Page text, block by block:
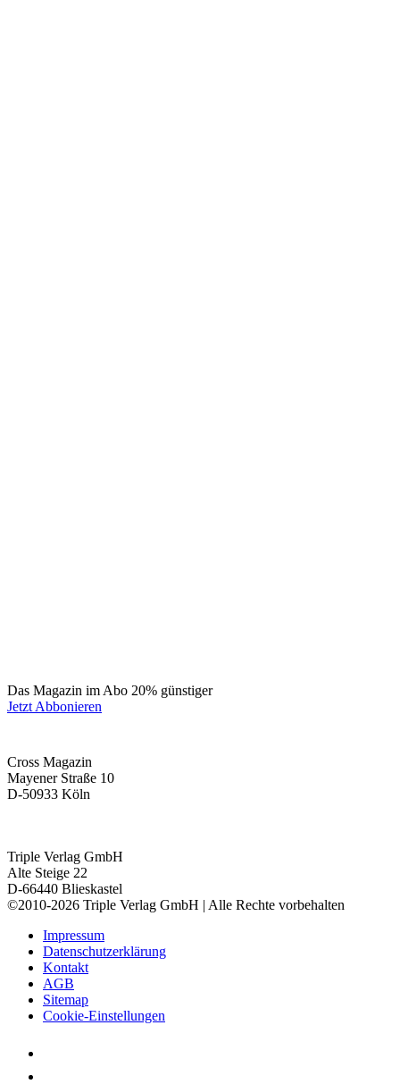
Das Magazin im Abo 20% günstiger
Jetzt Abbonieren
Cross Magazin
Mayener Straße 10
D-50933 Köln
Triple Verlag GmbH
Alte Steige 22
D-66440 Blieskastel
©2010-2026 Triple Verlag GmbH | Alle Rechte vorbehalten
Impressum
Datenschutzerklärung
Kontakt
AGB
Sitemap
Cookie-Einstellungen